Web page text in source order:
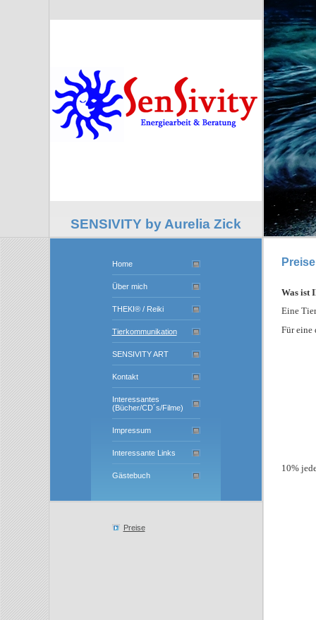
SENSIVITY by Aurelia Zick
Home
Über mich
THEKI® / Reiki
Tierkommunikation
SENSIVITY ART
Kontakt
Interessantes
(Bücher/CD´s/Filme)
Impressum
Interessante Links
Gästebuch
Preise
Preise
Was ist
Eine
Für eine
10%